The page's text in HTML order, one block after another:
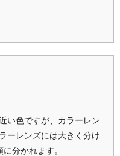
い色ですが、カラーレン
ーレンズには大きく分け
分かれます。